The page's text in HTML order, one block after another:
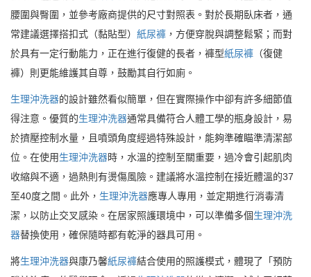
腰圍與臀圍，並參考廠商提供的尺寸對照表。對於長期臥床者，通
常建議選擇搭扣式（黏貼型） 紙尿褲 ，方便穿脫與調整鬆緊；而對
於具有一定行動能力，正在進行復健的長者，褲型紙尿褲 （復健
褲）則更能維護其自尊，鼓勵其自行如廁。
生理沖洗器的設計雖然看似簡單，但在實際操作中卻有許多細節值
得注意。優質的生理沖洗器通常具備符合人體工學的瓶身設計，易
於擠壓控制水量，且噴頭角度經過特殊設計，能夠準確瞄準清潔部
位。在使用生理沖洗器時，水溫的控制至關重要，過冷會引起肌肉
收縮與不適，過熱則有燙傷風險。建議將水溫控制在接近體溫的37
至40度之間。此外， 生理沖洗器應專人專用，並定期進行消毒清
潔，以防止交叉感染。在居家照護環境中，可以準備多個生理沖洗
器替換使用，確保隨時都有乾淨的器具可用。
將生理沖洗器與康乃馨紙尿褲結合使用的照護模式，體現了「預防